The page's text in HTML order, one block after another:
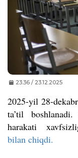
23:36 / 23.12.2025
2025-yil 28-
ta’til
harakati
bilan chiqdi.